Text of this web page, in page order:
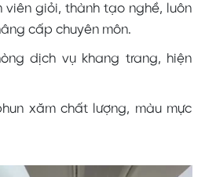
viên giỏi, thành tạo nghề, luôn
cấp chuyên môn.
dịch vụ khang trang, hiện
xăm chất lượng, màu mực